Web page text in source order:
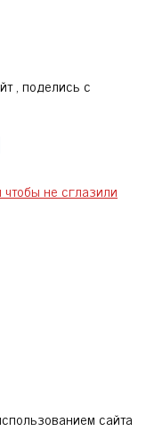
, поделись с
не сглазили
сайта